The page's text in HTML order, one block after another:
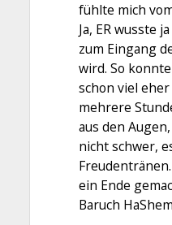
fühlte mich
Ja, ER wusste
zum Eingang
wird. So
schon viel
mehrere
aus den
nicht schwer,
ein Ende
Baruch